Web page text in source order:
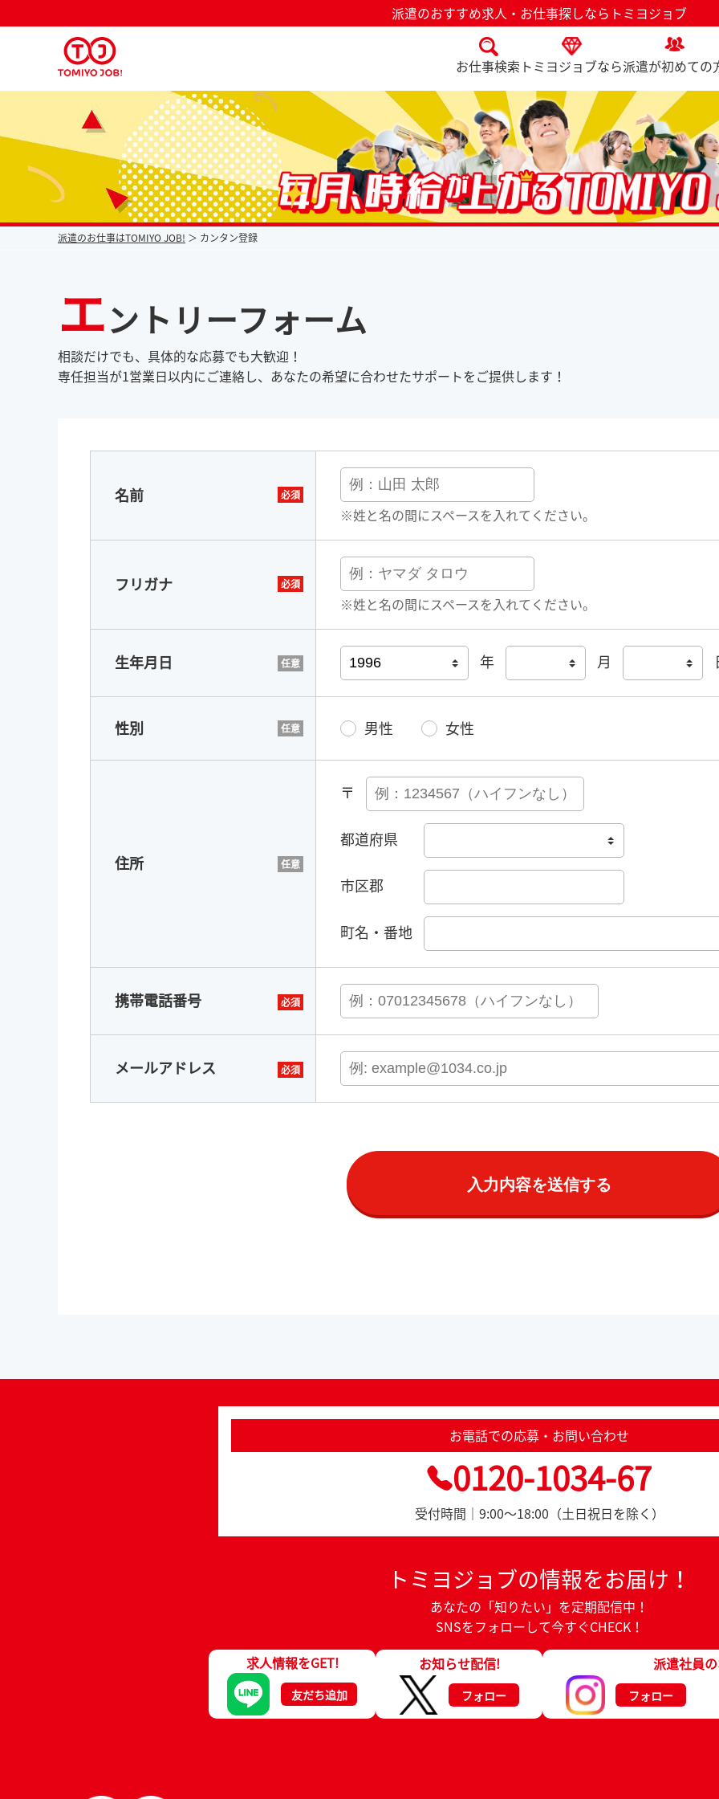
派遣のおすすめ求人・お仕事探しならトミヨジョブ
お仕事検索 トミヨジョブなら派遣が初めての
派遣なら毎月時給が上がるトミヨジョブ
派遣のお仕事はTOMIYO JOB! カンタン登録
エントリーフォーム
相談だけでも、具体的な応募でも大歓迎！
専任担当が1営業日以内にご連絡し、あなたの希望に合わせたサポートをご提供します！
名前
※姓と名の間にスペースを入れてください。
フリガナ
※姓と名の間にスペースを入れてください。
生年月日 年 月
性別 男性 女性
住所
〒
都道府県
市区郡
町名・番地
携帯電話番号
メールアドレス
お電話での応募・お問い合わせ
0120-1034-67
受付時間｜9:00～18:00（土日祝日を除く）
トミヨジョブの情報をお届け！
あなたの「知りたい」を定期配信中！
SNSをフォローして今すぐCHECK！
求人情報をGET!
友だち追加
お知らせ配信!
フォロー
派遣社員
フォロー